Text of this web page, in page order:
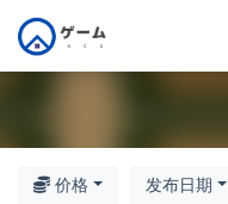
价格 发布日期